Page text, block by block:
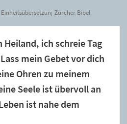
Einheitsübersetzung Zürcher Bibel
Heiland, ich schreie Tag
mein Gebet vor dich
Ohren zu meinem
Seele ist übervoll an
ist nahe dem